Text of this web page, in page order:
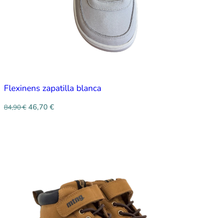
Flexinens zapatilla blanca
84,90€ 46,70 €